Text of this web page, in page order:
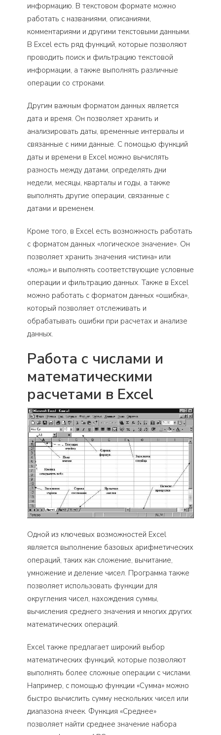
информацию. В текстовом формате можно
работать с названиями, описаниями,
комментариями и другими текстовыми данными.
В Excel есть ряд функций, которые позволяют
проводить поиск и фильтрацию текстовой
информации, а также выполнять различные
операции со строками.
Другим важным форматом данных является
дата и время. Он позволяет хранить и
анализировать даты, временные интервалы и
связанные с ними данные. С помощью функций
даты и времени в Excel можно вычислять
разность между датами, определять дни
недели, месяцы, кварталы и годы, а также
выполнять другие операции, связанные с
датами и временем.
Кроме того, в Excel есть возможность работать
с форматом данных «логическое значение». Он
позволяет хранить значения «истина» или
«ложь» и выполнять соответствующие условные
операции и фильтрацию данных. Также в Excel
можно работать с форматом данных «ошибка»,
который позволяет отслеживать и
обрабатывать ошибки при расчетах и анализе
данных.
Работа с числами и
математическими
расчетами в Excel
Одной из ключевых возможностей Excel
является выполнение базовых арифметических
операций, таких как сложение, вычитание,
умножение и деление чисел. Программа также
позволяет использовать функции для
округления чисел, нахождения суммы,
вычисления среднего значения и многих других
математических операций.
Excel также предлагает широкий выбор
математических функций, которые позволяют
выполнять более сложные операции с числами.
Например, с помощью функции «Сумма» можно
быстро вычислить сумму нескольких чисел или
диапазона ячеек. Функция «Среднее»
позволяет найти среднее значение набора